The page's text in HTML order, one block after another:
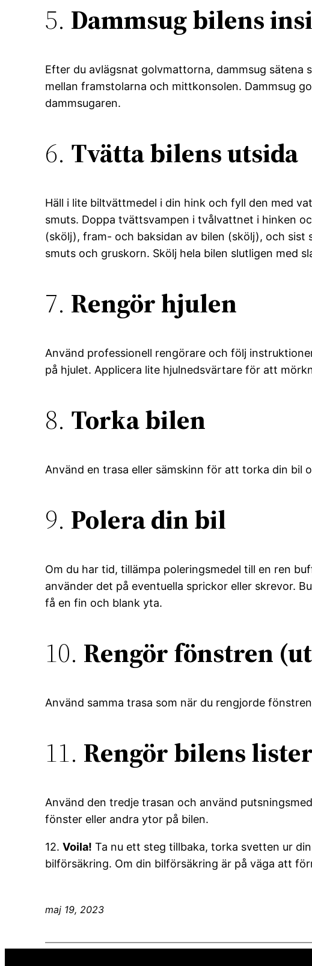
5. Dammsug bilens
Efter du avlägsnat golvmattorna, dammsug sätena
mellan framstolarna och mittkonsolen. Dammsug
dammsugaren.
6. Tvätta bilens utsida
Häll i lite biltvättmedel i din hink och fyll den med
smuts. Doppa tvättsvampen i tvålvattnet i hinken
(skölj), fram- och baksidan av bilen (skölj), och
smuts och gruskorn. Skölj hela bilen slutligen med
7. Rengör hjulen
Använd professionell rengörare och följ
på hjulet. Applicera lite hjulnedsvärtare för att
8. Torka bilen
Använd en trasa eller sämskinn för att torka din bil
9. Polera din bil
Om du har tid, tillämpa poleringsmedel till en ren
använder det på eventuella sprickor eller skrevor.
få en fin och blank yta.
10. Rengör fönstren
Använd samma trasa som när du rengjorde
11. Rengör bilens lister
Använd den tredje trasan och använd
fönster eller andra ytor på bilen.
12.Voila! Ta nu ett steg tillbaka, torka svetten ur
bilförsäkring. Om din bilförsäkring är på väga att
maj 19, 2023